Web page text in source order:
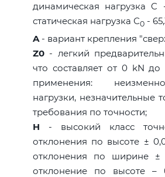
динамическая нагрузка
статическая нагрузка С0 -
A- вариант крепления
Z0 - легкий
что составляет от 0 kN до
применения:
нагрузки, незначительные
требования по точности;
H - высокий класс
отклонения по высоте ±
отклонения по ширине
отклонение по высоте –